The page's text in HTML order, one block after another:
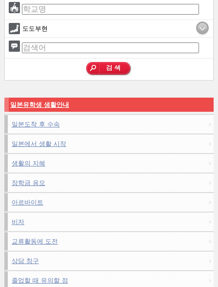
도도부현
일본유학생 생활안내
일본도착 후 수속
일본에서 생활 시작
생활의 지혜
장학금 응모
아르바이트
비자
교류활동에 도전
상담 창구
졸업할 때 유의할 점